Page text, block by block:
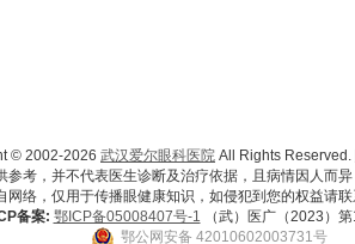
© 2002-2026 武汉爱尔眼科医院 All Rights Reserved.
参考，并不代表医生诊断及治疗依据，且病情因人而异
网络，仅用于传播眼健康知识，如侵犯到您的权益请
备案: 鄂ICP备05008407号-1 （武）医广（2023）
鄂公网安备 42010602003731号